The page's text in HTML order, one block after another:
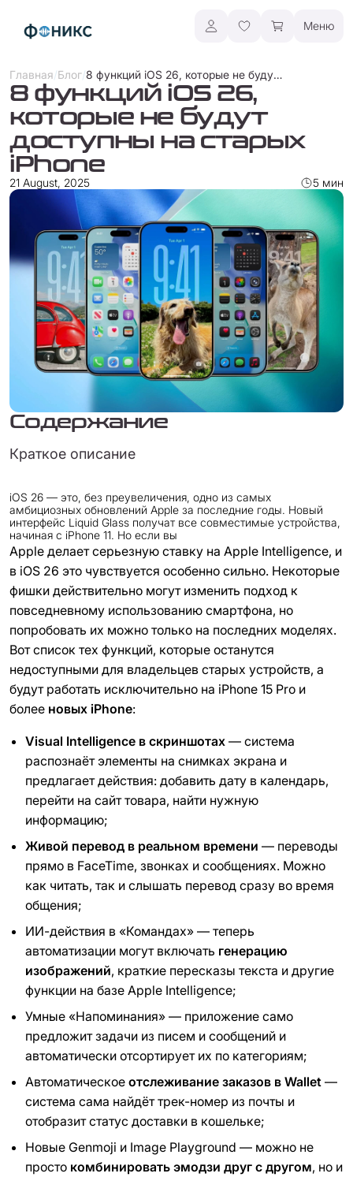
Меню
Главная/Блог/ 8 функций iOS 26, которые не будут доступны на старых iPhone
8 функций iOS 26,
которые не будут
доступны на старых
iPhone
21 August, 2025 5 мин
Содержание
Краткое описание
iOS 26 — это, без преувеличения, одно из самых
амбициозных обновлений Apple за последние годы. Новый
интерфейс Liquid Glass получат все совместимые устройства,
начиная с iPhone 11. Но если вы
Apple делает серьезную ставку на Apple Intelligence, и
в iOS 26 это чувствуется особенно сильно. Некоторые
фишки действительно могут изменить подход к
повседневному использованию смартфона, но
попробовать их можно только на последних моделях.
Вот список тех функций, которые останутся
недоступными для владельцев старых устройств, а
будут работать исключительно на iPhone 15 Pro и
более новых iPhone:
Visual Intelligence в скриншотах — система
распознаёт элементы на снимках экрана и
предлагает действия: добавить дату в календарь,
перейти на сайт товара, найти нужную
информацию;
Живой перевод в реальном времени — переводы
прямо в FaceTime, звонках и сообщениях. Можно
как читать, так и слышать перевод сразу во время
общения;
ИИ-действия в «Командах» — теперь
автоматизации могут включать генерацию
изображений, краткие пересказы текста и другие
функции на базе Apple Intelligence;
Умные «Напоминания» — приложение само
предложит задачи из писем и сообщений и
автоматически отсортирует их по категориям;
Автоматическое отслеживание заказов в Wallet —
система сама найдёт трек-номер из почты и
отобразит статус доставки в кошельке;
Новые Genmoji и Image Playground — можно не
просто комбинировать эмодзи друг с другом, но и